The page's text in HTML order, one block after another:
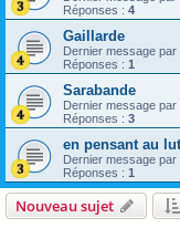
Réponses : 4
Gaillarde
Dernier message par
Réponses : 1
Sarabande
Dernier message par
Réponses : 3
en pensant au
Dernier message par
Réponses : 1
Nouveau sujet